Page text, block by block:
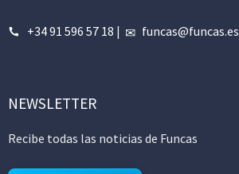
+34 91 596 57 18 | funcas@funcas.es
NEWSLETTER
Recibe todas las noticias de Funcas